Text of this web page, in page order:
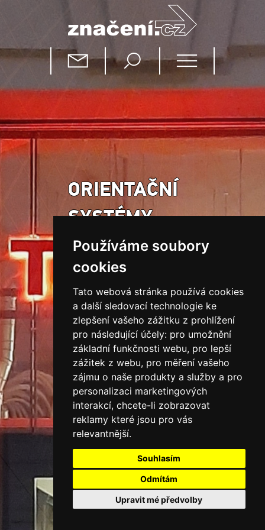
Používáme soubory
cookies
Tato webová stránka používá cookies
a další sledovací technologie ke
zlepšení vašeho zážitku z prohlížení
pro následující účely: pro umožnění
základní funkčnosti webu, pro lepší
zážitek z webu, pro měření vašeho
zájmu o naše produkty a služby a pro
personalizaci marketingových
interakcí, chcete-li zobrazovat
reklamy které jsou pro vás
relevantnější.
Souhlasím
Odmítám
Upravit mé předvolby
ORIENTAČNÍ
SYSTÉMY
SVĚTELNÁ
REKLAMA
SVĚTELNÉ
PYLONY